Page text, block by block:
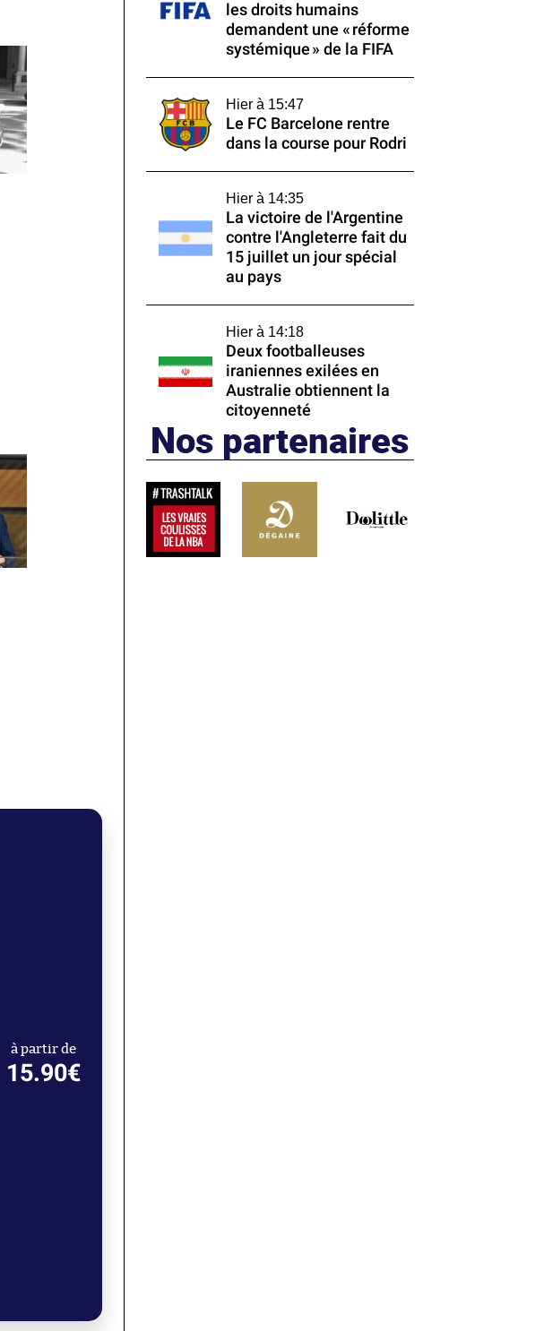
à partir de
15.90€
les droits humains
demandent une « réforme
systémique » de la FIFA
Hier à 15:47
Le FC Barcelone rentre
dans la course pour Rodri
Hier à 14:35
La victoire de l'Argentine
contre l'Angleterre fait du
15 juillet un jour spécial
au pays
Hier à 14:18
Deux footballeuses
iraniennes exilées en
Australie obtiennent la
citoyenneté
Nos partenaires